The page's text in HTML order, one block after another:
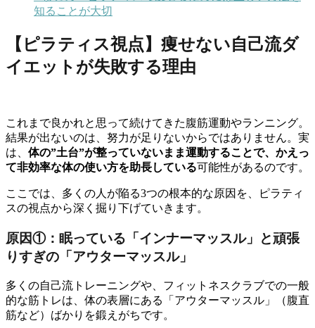
知ることが大切
【ピラティス視点】痩せない自己流ダ
イエットが失敗する理由
これまで良かれと思って続けてきた腹筋運動やランニング。
結果が出ないのは、努力が足りないからではありません。実
は、 体の”土台”が整っていないまま運動することで、かえっ
て非効率な体の使い方を助長している可能性があるのです。
ここでは、多くの人が陥る3つの根本的な原因を、ピラティ
スの視点から深く掘り下げていきます。
原因①：眠っている「インナーマッスル」と頑張
りすぎの「アウターマッスル」
多くの自己流トレーニングや、フィットネスクラブでの一般
的な筋トレは、体の表層にある「アウターマッスル」（腹直
筋など）ばかりを鍛えがちです。